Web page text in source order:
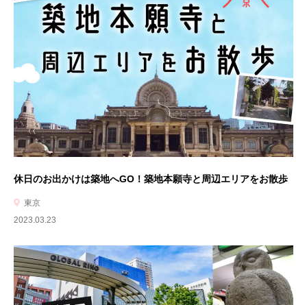
休日のお出かけは築地へGO！築地本願寺と周辺エリアをお散歩
東京
2023.03.23